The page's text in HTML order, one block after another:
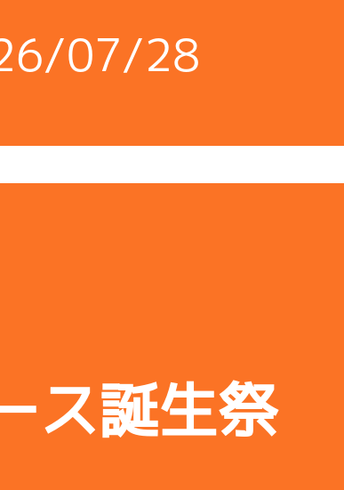
07/28
ス誕生祭